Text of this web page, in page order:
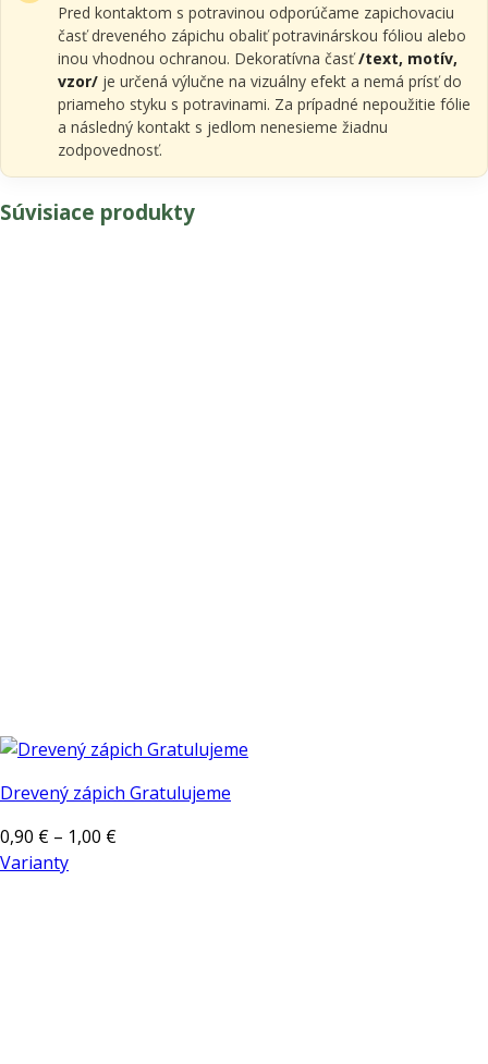
Pred kontaktom s potravinou odporúčame zapichovaciu
časť dreveného zápichu obaliť potravinárskou fóliou alebo
inou vhodnou ochranou. Dekoratívna časť/text, motív,
vzor/ je určená výlučne na vizuálny efekt a nemá prísť do
priameho styku s potravinami. Za prípadné nepoužitie fólie
a následný kontakt s jedlom nenesieme žiadnu
zodpovednosť.
Súvisiace produkty
Drevený zápich Gratulujeme
0,90 € – 1,00 €Price
Varianty